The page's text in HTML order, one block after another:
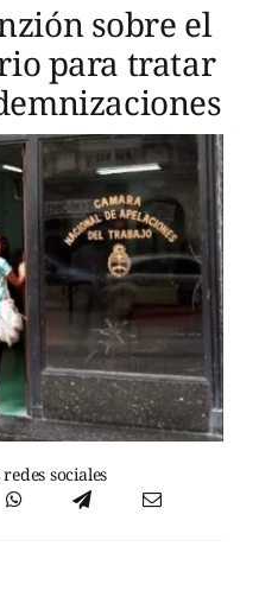
sobre el
para tratar
sociales